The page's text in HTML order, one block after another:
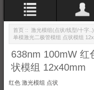
首页 :: 激光模组(点状/线型/十字..)
单模激光二极管模组 点状模组
638nm 100mW 红
状模组 12x40mm
红色 激光模组 点状